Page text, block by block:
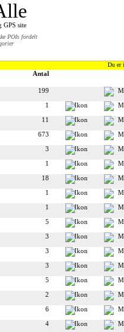
POIs fordelt
GPS site
Du er
Antal
199
1
11
673
3
1
18
1
1
5
3
3
3
5
2
6
4